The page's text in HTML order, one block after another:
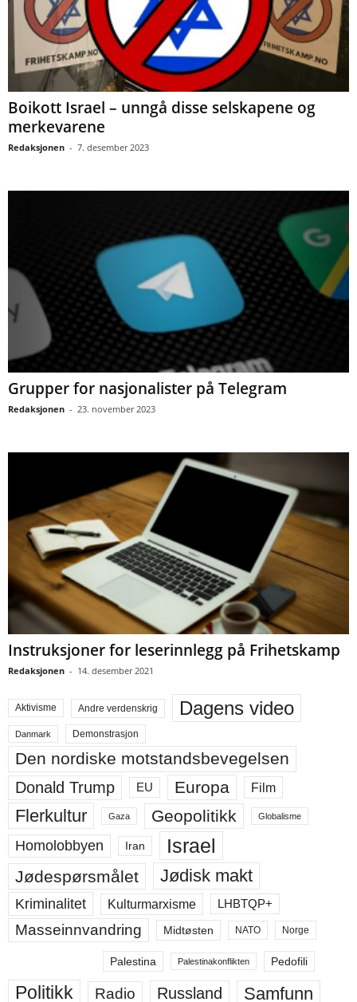
Boikott Israel – unngå disse selskapene og
merkevarene
Redaksjonen - 7. desember 2023
Grupper for nasjonalister på Telegram
Redaksjonen - 23. november 2023
Instruksjoner for leserinnlegg på Frihetskamp
Redaksjonen - 14. desember 2021
Aktivisme Andre verdenskrig Dagens video
Danmark Demonstrasjon
Den nordiske motstandsbevegelsen
Donald Trump EU Europa Film
Flerkultur Gaza Geopolitikk Globalisme
Homolobbyen Iran Israel
Jødespørsmålet Jødisk makt
Kriminalitet Kulturmarxisme LHBTQP+
Masseinnvandring Midtøsten NATO Norge
Palestina Palestinakonflikten Pedofili
Politikk Radio Russland Samfunn